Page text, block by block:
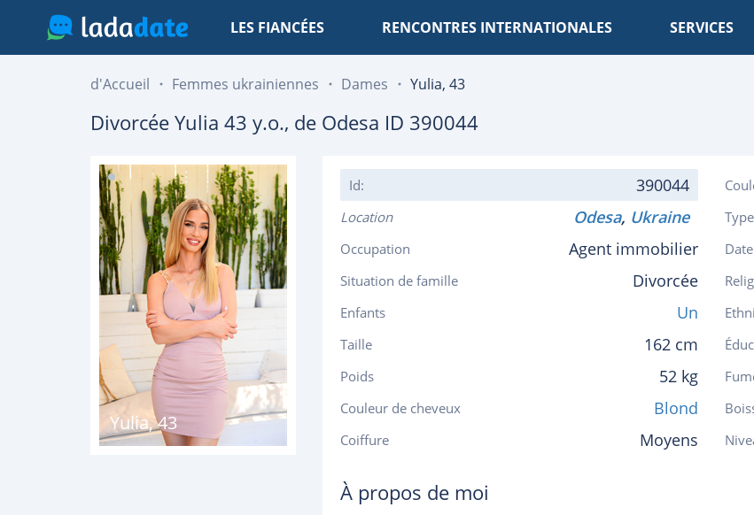
LES FIANCÉES RENCONTRES INTERNATIONALES SERVICES
d'Accueil Femmes ukrainiennes Dames Yulia, 43
Divorcée Yulia 43 y.o., de Odesa ID 390044
Yulia,43
Id: 390044
Location Odesa, Ukraine
Occupation Agent immobilier
Situation de famille Divorcée
Enfants Un
Taille 162 cm
Poids 52 kg
Couleur de cheveux Blond
Coiffure Moyens
À propos de moi